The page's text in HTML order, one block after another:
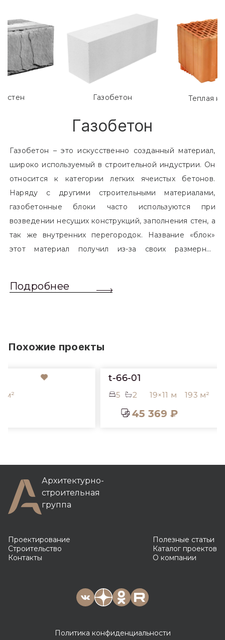
Газобетон Теплая
Газобетон
Газобетон – это искусственно созданный материал,
широко используемый в строительной индустрии. Он
относится к категории легких ячеистых бетонов.
Наряду с другими строительными материалами,
газобетонные блоки часто используются при
возведении несущих конструкций, заполнения стен, а
так же внутренних перегородок. Название «блок»
этот материал получил из-за своих размерных
обычный одинарный кирпич. Размер блоков различен
Подробнее
Похожие проекты
19×11 м 193 м²
45 369 ₽
Архитектурно-
строительная
группа
Проектирование
Строительство
Контакты
Полезные статьи
Каталог проектов
О компании
Политика конфиденциальности